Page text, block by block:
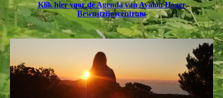
Klik hier voor de Agenda van Avalon Hoger
Bewustzijnscentrum